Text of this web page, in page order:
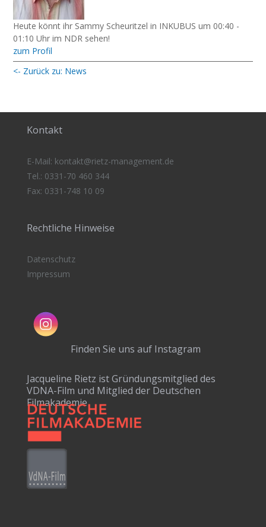
Heute könnt ihr Sammy Scheuritzel in INKUBUS um 00:40 -
01:10 Uhr im NDR sehen!
zum Profil
<- Zurück zu: News
Kontakt
E-Mail: kontakt@rietz-management.de
Tel.: 0331-70 460 344
Fax: 0331-748 10 09
Rechtliche Hinweise
Datenschutz
Impressum
Finden Sie uns auf Instagram
Jacqueline Rietz ist Gründungsmitglied des
VDNA-Film und Mitglied der Deutschen
Filmakademie